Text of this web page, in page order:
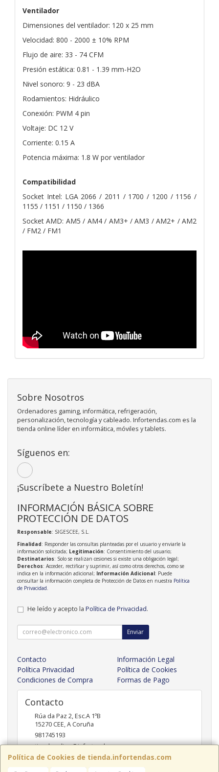
Ventilador
Dimensiones del ventilador: 120 x 25 mm
Velocidad: 800 - 2000 ± 10% RPM
Flujo de aire: 33 - 74 CFM
Presión estática: 0.81 - 1.39 mm-H2O
Nivel sonoro: 9 - 23 dBA
Rodamientos: Hidráulico
Conexión: PWM 4 pin
Voltaje: DC 12 V
Corriente: 0.15 A
Potencia máxima: 1.8 W por ventilador
Compatibilidad
Socket Intel: LGA 2066 / 2011 / 1700 / 1200 / 1156 /
1155 / 1151 / 1150 / 1366
Socket AMD: AM5 / AM4 / AM3+ / AM3 / AM2+ / AM2
/ FM2 / FM1
Política de Cookies de tienda.infortendas.com
Sobre Nosotros
Ordenadores gaming, informática, refrigeración,
personalización, tecnología y cableado. Infortendas.com es la
tienda online líder en informática, móviles y tablets.
Síguenos en:
¡Suscríbete a Nuestro Boletín!
INFORMACIÓN BÁSICA SOBRE
PROTECCIÓN DE DATOS
Responsable: SIGESCEE, S.L.
Finalidad: Responder las consultas planteadas por el usuario y enviarle la
información solicitada; Legitimación: Consentimiento del usuario;
Destinatarios: Solo se realizan cesiones si existe una obligación legal;
Derechos: Acceder, rectificar y suprimir, así como otros derechos, como se
indica en la información adicional; Información Adicional: Puede
consultar la información completa de Protección de Datos en nuestra Política
de Privacidad.
He leído y acepto la Política de Privacidad.
Enviar
Contacto
Información Legal
Política Privacidad
Política de Cookies
Condiciones de Compra
Formas de Pago
Contacto
Rúa da Paz 2, Esc.A 1ºB
15270 CEE,A Coruña
981745193
tiendaonline@infortendas.com